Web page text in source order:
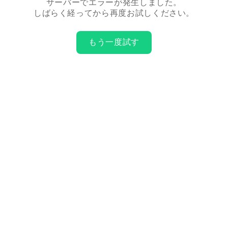
サーバーでエラーが発生しました。
しばらく経ってから再度お試しください。
もう一度試す